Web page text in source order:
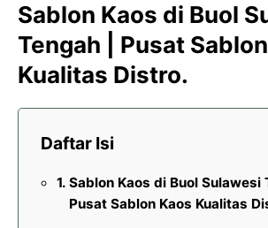
Sablon Kaos di Buol
Tengah | Pusat
Kualitas Distro.
Daftar Isi
Sablon Kaos di Buol Sulawesi
Pusat Sablon Kaos Kualitas